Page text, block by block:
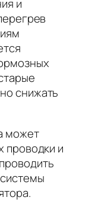
и
снижать
может
проводки и